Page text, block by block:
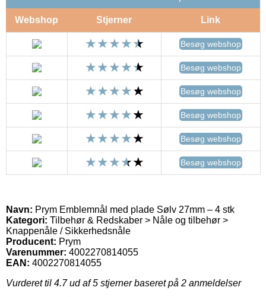
Webshop Stjerner Link
Besøg webshop
Besøg webshop
Besøg webshop
Besøg webshop
Besøg webshop
Besøg webshop
Navn: Prym Emblemnål med plade Sølv 27mm – 4 stk
Kategori: Tilbehør & Redskaber > Nåle og tilbehør >
Knappenåle / Sikkerhedsnåle
Producent: Prym
Varenummer: 4002270814055
EAN: 4002270814055
Vurderet til 4.7ud af 5 stjerner baseret på 2 anmeldelser